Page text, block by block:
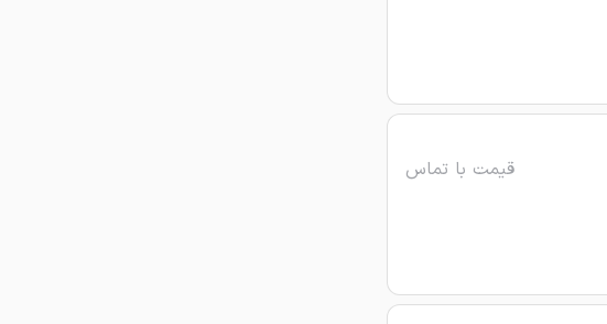
قیمت با تماس